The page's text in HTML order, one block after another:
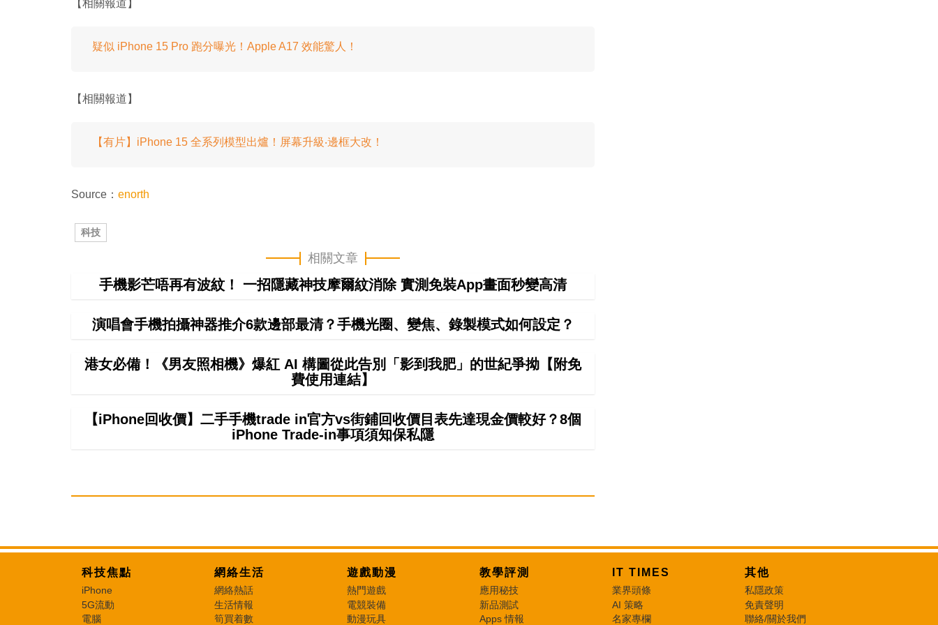
【相關報道】
疑似 iPhone 15 Pro 跑分曝光！Apple A17 效能驚人！
【相關報道】
【有片】iPhone 15 全系列模型出爐！屏幕升級‧邊框大改！
Source： enorth
科技
相關文章
手機影芒唔再有波紋！ 一招隱藏神技摩爾紋消除 實測免裝App畫面秒變高清
演唱會手機拍攝神器推介6款邊部最清？手機光圈、變焦、錄製模式如何設定？
港女必備！《男友照相機》爆紅 AI 構圖從此告別「影到我肥」的世紀爭拗【附免
費使用連結】
【iPhone回收價】二手手機trade in官方vs街鋪回收價目表先達現金價較好？8個
iPhone Trade-in事項須知保私隱
科技焦點
iPhone
5G流動
電腦
網絡生活
網絡熱話
生活情報
筍買着數
遊戲動漫
熱門遊戲
電競裝備
動漫玩具
教學評測
應用秘技
新品測試
Apps 情報
IT TIMES
業界頭條
AI 策略
名家專欄
其他
私隱政策
免責聲明
聯絡/關於我們